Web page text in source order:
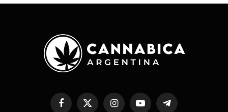
FacebookX InstagramYouTubeTelegram